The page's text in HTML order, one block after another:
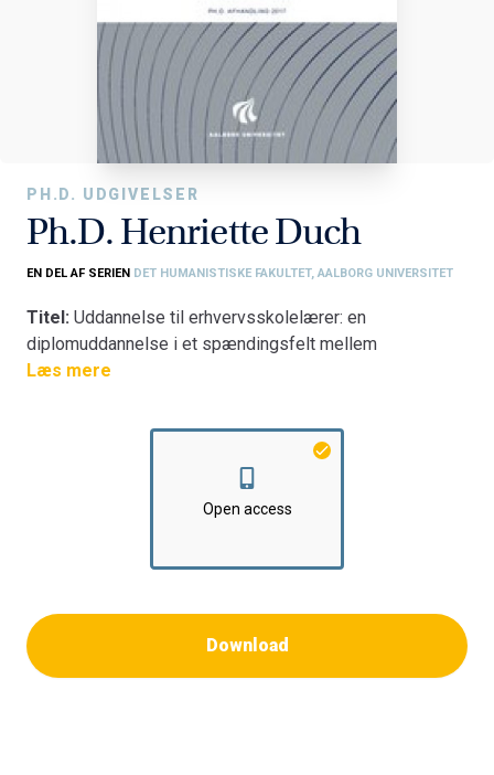
PH.D. UDGIVELSER
Ph.D. Henriette Duch
EN DEL AF SERIEN DET HUMANISTISKE FAKULTET, AALBORG UNIVERSITET
Titel: Uddannelse til erhvervsskolelærer: en
diplomuddannelse i et spændingsfelt mellem
erhvervsrettet efteruddannelse, voksenuddannelse og
Det Humanistiske Fakultet
Institut for Læring og Filosofi
Læs mere
Open access
Download